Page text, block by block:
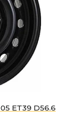
ET39 D56.6